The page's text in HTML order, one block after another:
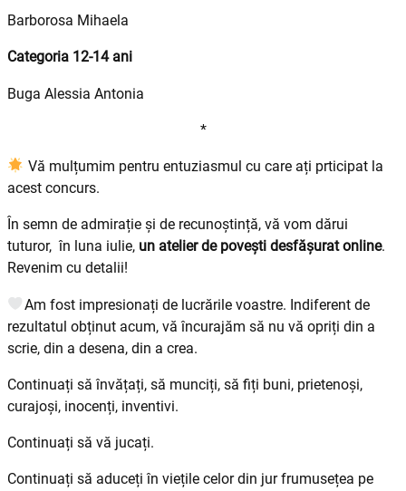
Barborosa Mihaela
Categoria 12-14 ani
Buga Alessia Antonia
*
Vă mulțumim pentru entuziasmul cu care ați prticipat la
acest concurs.
În semn de admirație și de recunoștință, vă vom dărui
tuturor, în luna iulie, un atelier de povești desfășurat online.
Revenim cu detalii!
Am fost impresionați de lucrările voastre. Indiferent de
rezultatul obținut acum, vă încurajăm să nu vă opriți din a
scrie, din a desena, din a crea.
Continuați să învățați, să munciți, să fiți buni, prietenoși,
curajoși, inocenți, inventivi.
Continuați să vă jucați.
Continuați să aduceți în viețile celor din jur frumusețea pe